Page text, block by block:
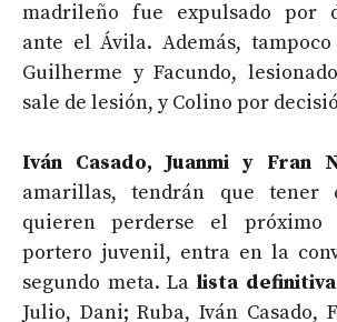
madrileño fue expulsado por
ante el Ávila. Además, tampoco
Guilherme y Facundo,
sale de lesión, y Colino por
Iván Casado, Juanmi y Fran
amarillas, tendrán que tener
quieren perderse el próximo
portero juvenil, entra en la
segundo meta. La lista definitiva
Julio, Dani; Ruba, Iván Casado,